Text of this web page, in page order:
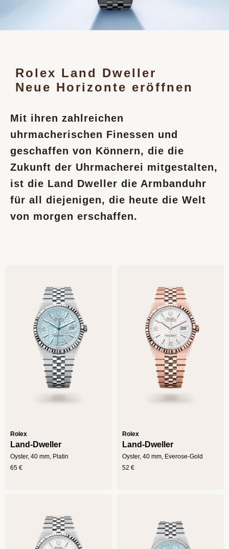
Rolex Land Dweller
Neue Horizonte eröffnen
Mit ihren zahlreichen
uhrmacherischen Finessen und
geschaffen von Könnern, die die
Zukunft der Uhrmacherei mitgestalten,
ist die Land Dweller die Armbanduhr
für all diejenigen, die heute die Welt
von morgen erschaffen.
Rolex
Land-Dweller
Oyster, 40 mm, Platin
65 €
Rolex
Land-Dweller
Oyster, 40 mm, Everose-Gold
52 €